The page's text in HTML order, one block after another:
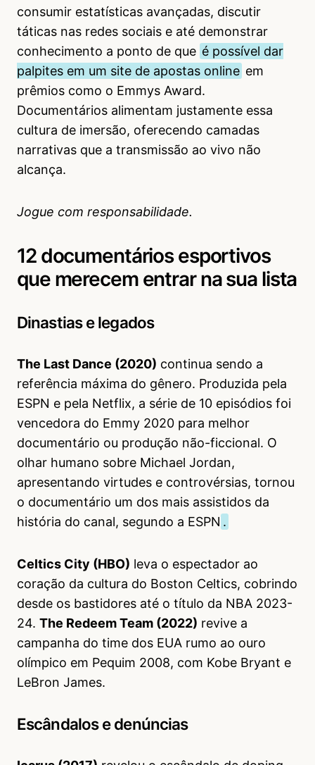
consumir estatísticas avançadas, discutir
táticas nas redes sociais e até demonstrar
conhecimento a ponto de que é possível dar
palpites em um site de apostas online em
prêmios como o Emmys Award.
Documentários alimentam justamente essa
cultura de imersão, oferecendo camadas
narrativas que a transmissão ao vivo não
alcança.
Jogue com responsabilidade.
12 documentários esportivos
que merecem entrar na sua lista
Dinastias e legados
The Last Dance (2020) continua sendo a
referência máxima do gênero. Produzida pela
ESPN e pela Netflix, a série de 10 episódios foi
vencedora do Emmy 2020 para melhor
documentário ou produção não-ficcional. O
olhar humano sobre Michael Jordan,
apresentando virtudes e controvérsias, tornou
o documentário um dos mais assistidos da
história do canal, segundo a ESPN .
Celtics City (HBO) leva o espectador ao
coração da cultura do Boston Celtics, cobrindo
desde os bastidores até o título da NBA 2023-
24. The Redeem Team (2022) revive a
campanha do time dos EUA rumo ao ouro
olímpico em Pequim 2008, com Kobe Bryant e
LeBron James.
Escândalos e denúncias